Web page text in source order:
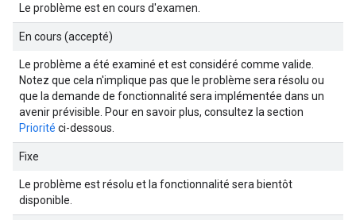
Le problème est en cours d'examen.
En cours (accepté)
Le problème a été examiné et est considéré comme valide.
Notez que cela n'implique pas que le problème sera résolu ou
que la demande de fonctionnalité sera implémentée dans un
avenir prévisible. Pour en savoir plus, consultez la section
Priorité ci-dessous.
Fixe
Le problème est résolu et la fonctionnalité sera bientôt
disponible.